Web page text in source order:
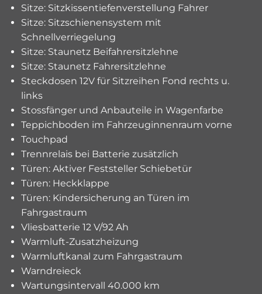
Sitze: Sitzkissentiefenverstellung Fahrer
Sitze: Sitzschienensystem mit
Schnellverriegelung
Sitze: Staunetz Beifahrersitzlehne
Sitze: Staunetz Fahrersitzlehne
Steckdosen 12V für Sitzreihen Fond rechts u.
links
Stossfänger und Anbauteile in Wagenfarbe
Teppichboden im Fahrzeuginnenraum vorne
Touchpad
Trennrelais bei Batterie zusätzlich
Türen: Aktiver Feststeller Schiebetür
Türen: Heckklappe
Türen: Kindersicherung an Türen im
Fahrgastraum
Vliesbatterie 12 V/92 Ah
Warmluft-Zusatzheizung
Warmluftkanal zum Fahrgastraum
Warndreieck
Wartungsintervall 40.000 km